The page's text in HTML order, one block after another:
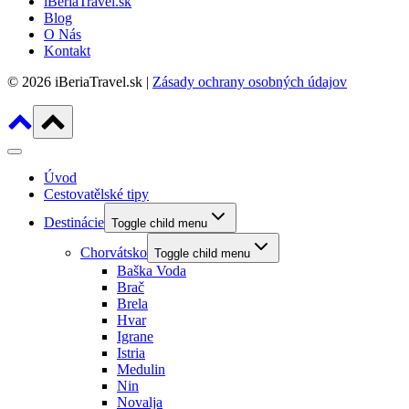
Blog
O Nás
Kontakt
© 2026 iBeriaTravel.sk | Zásady ochrany osobných údajov
Úvod
Cestovatělské tipy
Destinácie Toggle child menu
Chorvátsko Toggle child menu
Baška Voda
Brač
Brela
Hvar
Igrane
Istria
Medulin
Nin
Novalja